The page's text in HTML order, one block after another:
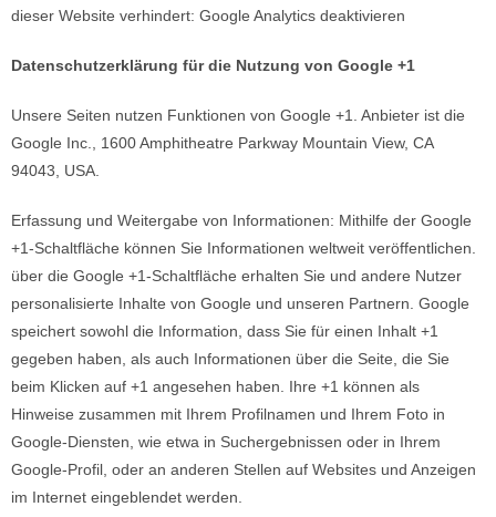
dieser Website verhindert: Google Analytics deaktivieren
Datenschutzerklärung für die Nutzung von Google +1
Unsere Seiten nutzen Funktionen von Google +1. Anbieter ist die
Google Inc., 1600 Amphitheatre Parkway Mountain View, CA
94043, USA.
Erfassung und Weitergabe von Informationen: Mithilfe der Google
+1-Schaltfläche können Sie Informationen weltweit veröffentlichen.
über die Google +1-Schaltfläche erhalten Sie und andere Nutzer
personalisierte Inhalte von Google und unseren Partnern. Google
speichert sowohl die Information, dass Sie für einen Inhalt +1
gegeben haben, als auch Informationen über die Seite, die Sie
beim Klicken auf +1 angesehen haben. Ihre +1 können als
Hinweise zusammen mit Ihrem Profilnamen und Ihrem Foto in
Google-Diensten, wie etwa in Suchergebnissen oder in Ihrem
Google-Profil, oder an anderen Stellen auf Websites und Anzeigen
im Internet eingeblendet werden.